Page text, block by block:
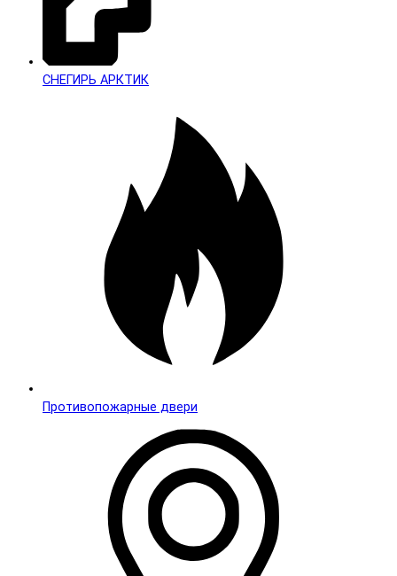
СНЕГИРЬ АРКТИК
Противопожарные двери